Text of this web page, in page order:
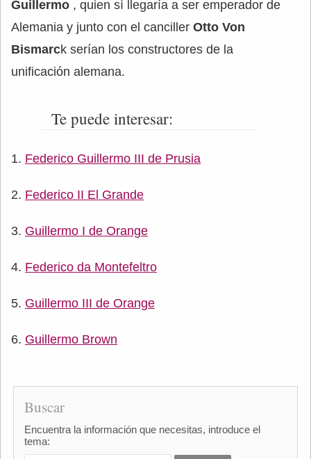
Guillermo , quien sí llegaría a ser emperador de
Alemania y junto con el canciller Otto Von
Bismarck serían los constructores de la
unificación alemana.
Te puede interesar:
Federico Guillermo III de Prusia
Federico II El Grande
Guillermo I de Orange
Federico da Montefeltro
Guillermo III de Orange
Guillermo Brown
Buscar
Encuentra la información que necesitas, introduce el
tema: